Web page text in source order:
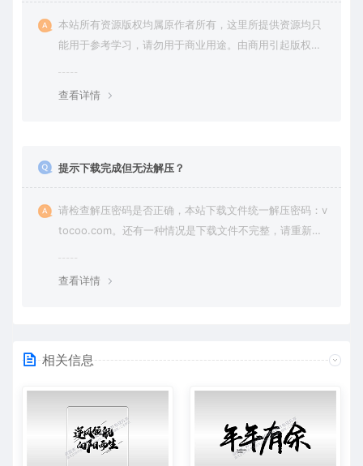
本站所有资源版权均属原作者所有，这里所提供资源均只
能用于参考学习，请勿用于商业用途。由商用引起版权纠
查看详情
提示下载完成但无法解压？
请检查解压密码是否正确，本站下载文件统一解压密码：v
tocoo.com。还有一种情况是下载文件不完整，请重新下
查看详情
相关信息